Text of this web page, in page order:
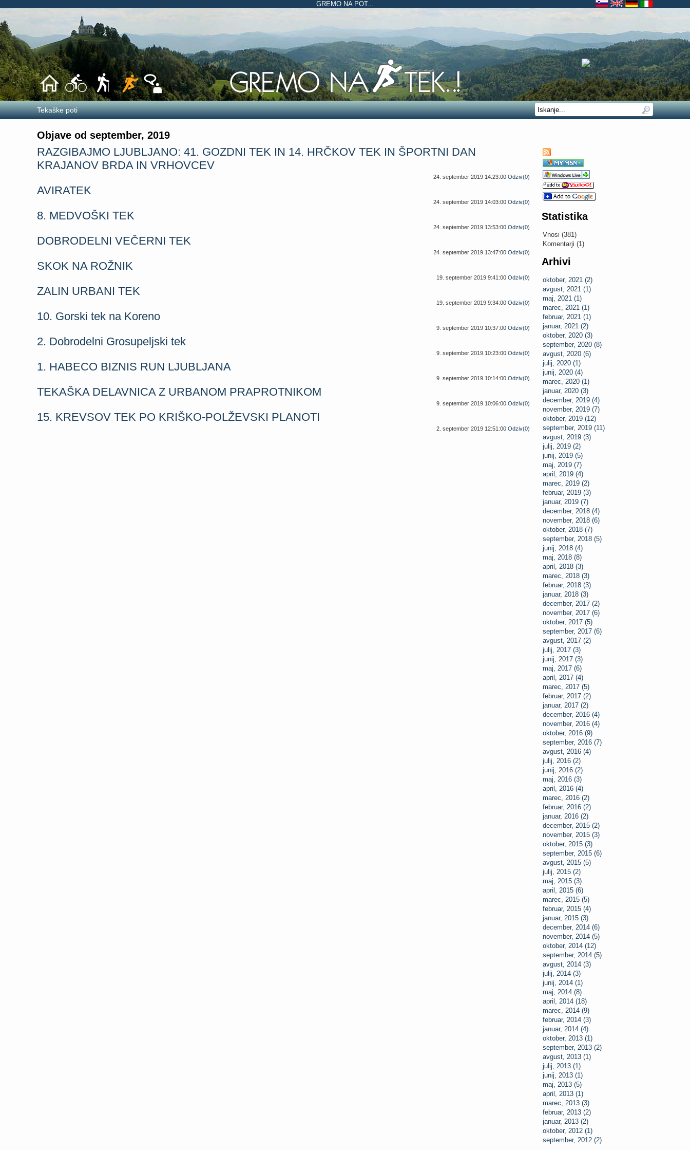
GREMO NA POT...
Tekaške poti
Objave od september, 2019
Statistika
Vnosi (381)
Komentarji (1)
Arhivi
oktober, 2021 (2)
avgust, 2021 (1)
maj, 2021 (1)
marec, 2021 (1)
februar, 2021 (1)
januar, 2021 (2)
oktober, 2020 (3)
september, 2020 (8)
avgust, 2020 (6)
julij, 2020 (1)
junij, 2020 (4)
marec, 2020 (1)
januar, 2020 (3)
december, 2019 (4)
november, 2019 (7)
oktober, 2019 (12)
september, 2019 (11)
avgust, 2019 (3)
julij, 2019 (2)
junij, 2019 (5)
maj, 2019 (7)
april, 2019 (4)
marec, 2019 (2)
februar, 2019 (3)
januar, 2019 (7)
december, 2018 (4)
november, 2018 (6)
oktober, 2018 (7)
september, 2018 (5)
junij, 2018 (4)
maj, 2018 (8)
april, 2018 (3)
marec, 2018 (3)
februar, 2018 (3)
januar, 2018 (3)
december, 2017 (2)
november, 2017 (6)
oktober, 2017 (5)
september, 2017 (6)
avgust, 2017 (2)
julij, 2017 (3)
junij, 2017 (3)
maj, 2017 (6)
april, 2017 (4)
marec, 2017 (5)
februar, 2017 (2)
januar, 2017 (2)
december, 2016 (4)
november, 2016 (4)
oktober, 2016 (9)
september, 2016 (7)
avgust, 2016 (4)
julij, 2016 (2)
junij, 2016 (2)
maj, 2016 (3)
april, 2016 (4)
marec, 2016 (2)
februar, 2016 (2)
januar, 2016 (2)
december, 2015 (2)
november, 2015 (3)
oktober, 2015 (3)
september, 2015 (6)
avgust, 2015 (5)
julij, 2015 (2)
maj, 2015 (3)
april, 2015 (6)
marec, 2015 (5)
februar, 2015 (4)
januar, 2015 (3)
december, 2014 (6)
november, 2014 (5)
oktober, 2014 (12)
september, 2014 (5)
avgust, 2014 (3)
julij, 2014 (3)
junij, 2014 (1)
maj, 2014 (8)
april, 2014 (18)
marec, 2014 (9)
februar, 2014 (3)
januar, 2014 (4)
oktober, 2013 (1)
september, 2013 (2)
avgust, 2013 (1)
julij, 2013 (1)
junij, 2013 (1)
maj, 2013 (5)
april, 2013 (1)
marec, 2013 (3)
februar, 2013 (2)
januar, 2013 (2)
oktober, 2012 (1)
september, 2012 (2)
RAZGIBAJMO LJUBLJANO: 41. GOZDNI TEK IN 14. HRČKOV TEK IN ŠPORTNI DAN
KRAJANOV BRDA IN VRHOVCEV
24. september 2019 14:23:00 Odziv(0)
AVIRATEK
24. september 2019 14:03:00 Odziv(0)
8. MEDVOŠKI TEK
24. september 2019 13:53:00 Odziv(0)
DOBRODELNI VEČERNI TEK
24. september 2019 13:47:00 Odziv(0)
SKOK NA ROŽNIK
19. september 2019 9:41:00 Odziv(0)
ZALIN URBANI TEK
19. september 2019 9:34:00 Odziv(0)
10. Gorski tek na Koreno
9. september 2019 10:37:00 Odziv(0)
2. Dobrodelni Grosupeljski tek
9. september 2019 10:23:00 Odziv(0)
1. HABECO BIZNIS RUN LJUBLJANA
9. september 2019 10:14:00 Odziv(0)
TEKAŠKA DELAVNICA Z URBANOM PRAPROTNIKOM
9. september 2019 10:06:00 Odziv(0)
15. KREVSOV TEK PO KRIŠKO-POLŽEVSKI PLANOTI
2. september 2019 12:51:00 Odziv(0)